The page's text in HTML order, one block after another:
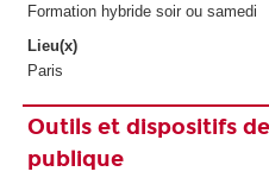
Formation hybride soir ou samedi
Lieu(x)
Paris
Outils et dispositifs
publique